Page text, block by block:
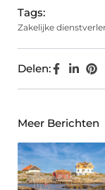
Tags:
Zakelijke
Delen:
Meer Berichten